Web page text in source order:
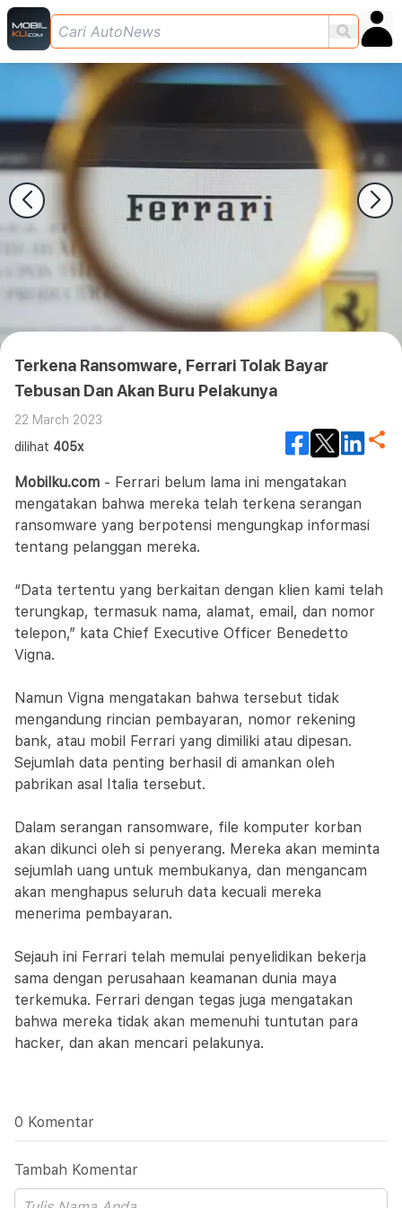
Terkena Ransomware, Ferrari Tolak Bayar
Tebusan Dan Akan Buru Pelakunya
22 March 2023
dilihat 405x
Mobilku.com - Ferrari belum lama ini mengatakan
mengatakan bahwa mereka telah terkena serangan
ransomware yang berpotensi mengungkap informasi
tentang pelanggan mereka.
“Data tertentu yang berkaitan dengan klien kami telah
terungkap, termasuk nama, alamat, email, dan nomor
telepon,” kata Chief Executive Officer Benedetto
Vigna.
Namun Vigna mengatakan bahwa tersebut tidak
mengandung rincian pembayaran, nomor rekening
bank, atau mobil Ferrari yang dimiliki atau dipesan.
Sejumlah data penting berhasil di amankan oleh
pabrikan asal Italia tersebut.
Dalam serangan ransomware, file komputer korban
akan dikunci oleh si penyerang. Mereka akan meminta
sejumlah uang untuk membukanya, dan mengancam
akan menghapus seluruh data kecuali mereka
menerima pembayaran.
Sejauh ini Ferrari telah memulai penyelidikan bekerja
sama dengan perusahaan keamanan dunia maya
terkemuka. Ferrari dengan tegas juga mengatakan
bahwa mereka tidak akan memenuhi tuntutan para
hacker, dan akan mencari pelakunya.
0 Komentar
Tambah Komentar